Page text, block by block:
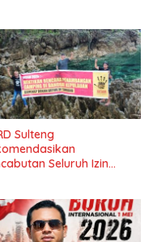
Sulteng
Seluruh Izin